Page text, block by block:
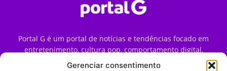
Gerenciar consentimento
Portal G é um portal de notícias e tendências focado em
entretenimento, cultura pop, comportamento digital,
streaming, games e iniciativas de marca que impactam a